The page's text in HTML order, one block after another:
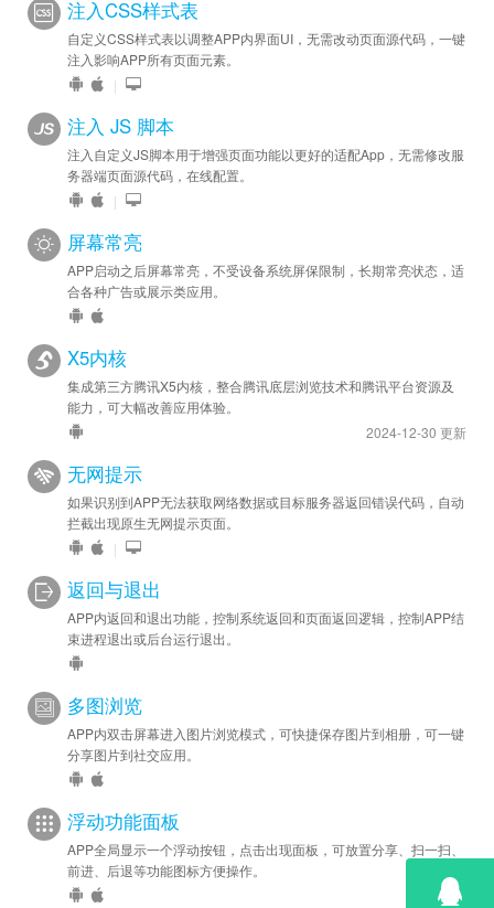
注入CSS样式表
自定义CSS样式表以调整APP内界面UI，无需改动页面源代码，一键
注入影响APP所有页面元素。
|
注入 JS 脚本
注入自定义JS脚本用于增强页面功能以更好的适配App，无需修改服
务器端页面源代码，在线配置。
|
屏幕常亮
APP启动之后屏幕常亮，不受设备系统屏保限制，长期常亮状态，适
合各种广告或展示类应用。
X5内核
集成第三方腾讯X5内核，整合腾讯底层浏览技术和腾讯平台资源及
能力，可大幅改善应用体验。
2024-12-30 更新
无网提示
如果识别到APP无法获取网络数据或目标服务器返回错误代码，自动
拦截出现原生无网提示页面。
|
返回与退出
APP内返回和退出功能，控制系统返回和页面返回逻辑，控制APP结
束进程退出或后台运行退出。
多图浏览
APP内双击屏幕进入图片浏览模式，可快捷保存图片到相册，可一键
分享图片到社交应用。
浮动功能面板
APP全局显示一个浮动按钮，点击出现面板，可放置分享、扫一扫、
前进、后退等功能图标方便操作。